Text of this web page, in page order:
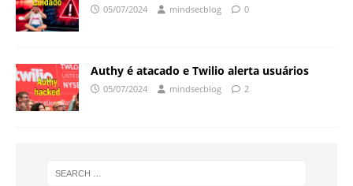
05/07/2024 mindsecblog 0
Authy é atacado e Twilio alerta usuários
05/07/2024 mindsecblog 2